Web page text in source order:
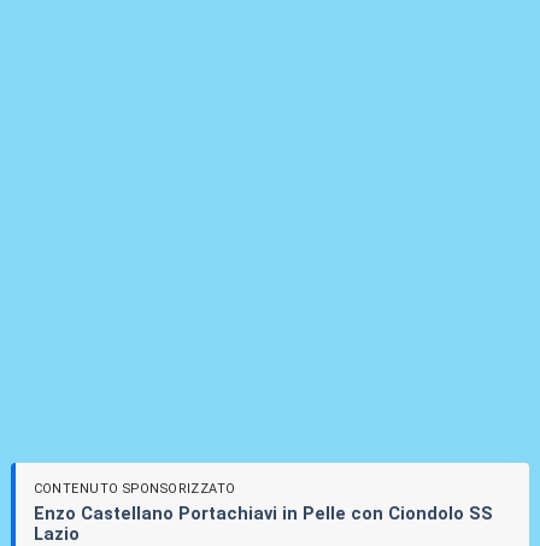
CONTENUTO SPONSORIZZATO
Enzo Castellano Portachiavi in Pelle con Ciondolo SS
Lazio